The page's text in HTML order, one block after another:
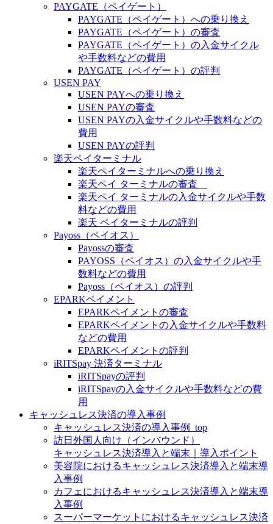
PAYGATE（ペイゲート）
PAYGATE（ペイゲート）への乗り換え
PAYGATE（ペイゲート）の審査
PAYGATE（ペイゲート）の入金サイクル
や手数料などの費用
PAYGATE（ペイゲート）の評判
USEN PAY
USEN PAYへの乗り換え
USEN PAYの審査
USEN PAYの入金サイクルや手数料などの
費用
USEN PAYの評判
楽天ペイターミナル
楽天ペイターミナルへの乗り換え
楽天ペイ ターミナルの審査
楽天ペイ ターミナルの入金サイクルや手数
料などの費用
楽天 ペイターミナルの評判
Payoss（ペイオス）
Payossの審査
PAYOSS（ペイオス）の入金サイクルや手
数料などの費用
Payoss（ペイオス）の評判
EPARKペイメント
EPARKペイメントの審査
EPARKペイメントの入金サイクルや手数料
などの費用
EPARKペイメントの評判
iRITSpay 決済ターミナル
iRITSpayの評判
iRITSpayの入金サイクルや手数料などの費
用
キャッシュレス決済の導入事例
キャッシュレス決済の導入事例_top
訪日外国人向け（インバウンド）
キャッシュレス決済導入と端末｜導入ポイント
美容院におけるキャッシュレス決済導入と端末導
入事例
カフェにおけるキャッシュレス決済導入と端末導
入事例
スーパーマーケットにおけるキャッシュレス決済